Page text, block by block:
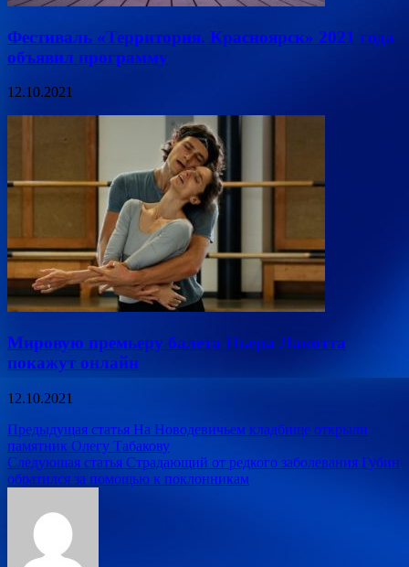
Фестиваль «Территория. Красноярск» 2021 года
объявил программу
12.10.2021
Мировую премьеру балета Пьера Лакотта
покажут онлайн
12.10.2021
Навигация
по
записям
Предыдущая статья На Новодевичьем кладбище открыли
памятник Олегу Табакову
Следующая статья Страдающий от редкого заболевания Губин
обратился за помощью к поклонникам